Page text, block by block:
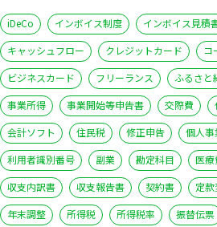
iDeCo インボイス制度 インボイス見積
キャッシュフロー
クレジットカード
コ
ビジネスカード
フリーランス ふるさと
事業所得
事業開始等申告書 交際費
会計ソフト
住民税 修正申告 個人事
利用者識別番号
副業 勘定科目 医療
収支内訳書
収支報告書 契約書 定
年末調整
所得税 所得税率 振替伝票